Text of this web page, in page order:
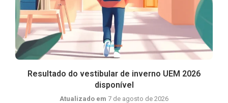
Resultado do vestibular de inverno UEM 2026
disponível
Atualizado em 7 de agosto de 2026